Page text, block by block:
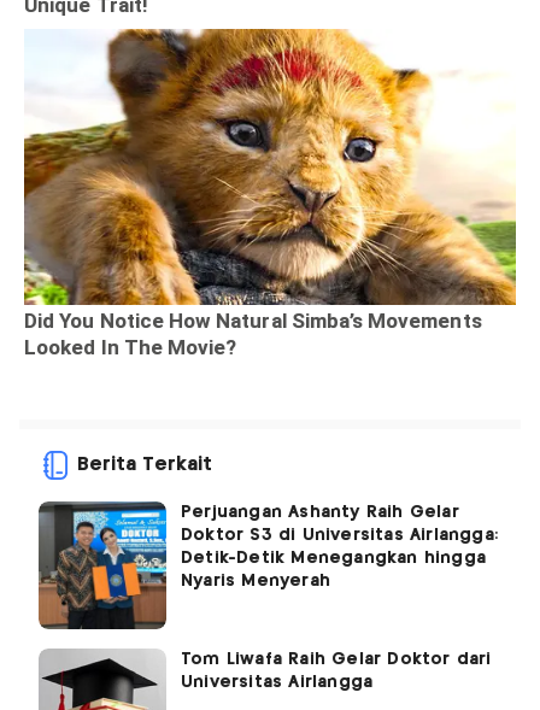
Berita Terkait
Perjuangan Ashanty Raih Gelar
Doktor S3 di Universitas Airlangga:
Detik-Detik Menegangkan hingga
Nyaris Menyerah
Tom Liwafa Raih Gelar Doktor dari
Universitas Airlangga